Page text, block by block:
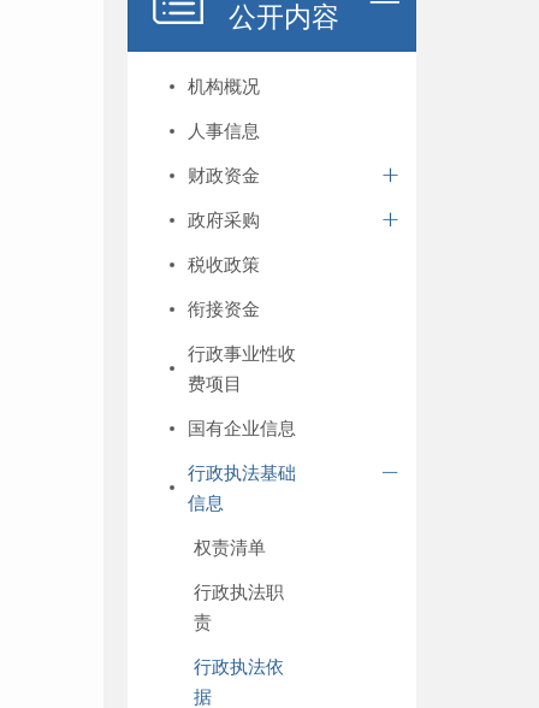
公开内容
机构概况
人事信息
财政资金
政府采购
税收政策
衔接资金
行政事业性收
费项目
国有企业信息
行政执法基础
信息
权责清单
行政执法职
责
行政执法依
据